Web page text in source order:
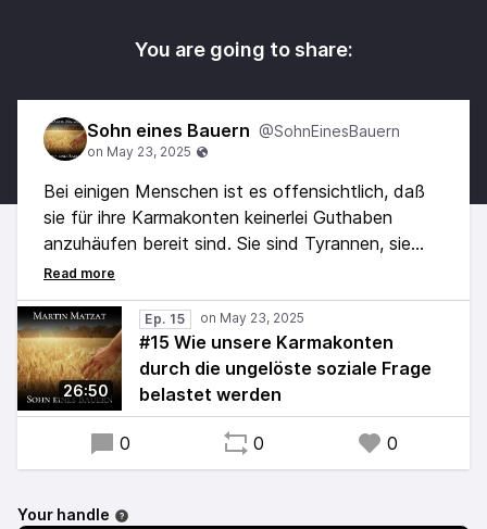
You are going to share:
Sohn eines Bauern @SohnEinesBauern
Bei einigen Menschen ist es offensichtlich, daß
sie für ihre Karmakonten keinerlei Guthaben
anzuhäufen bereit sind. Sie sind Tyrannen, sie
sind Täter.
Doch auf Grund von Täter-Opfer-Dynamiken und
Geschäftsmodellen, die nun mal durch einen
materialistischen Filter gelaufen sind, ist die
Bedrohung des eigenen Karmakontos nahezu
allgegenwärtig ...
26:50
Ep. 15
#15 Wie unsere Karmakonten
durch die ungelöste soziale Frage
belastet werden
0 0 0
Your handle